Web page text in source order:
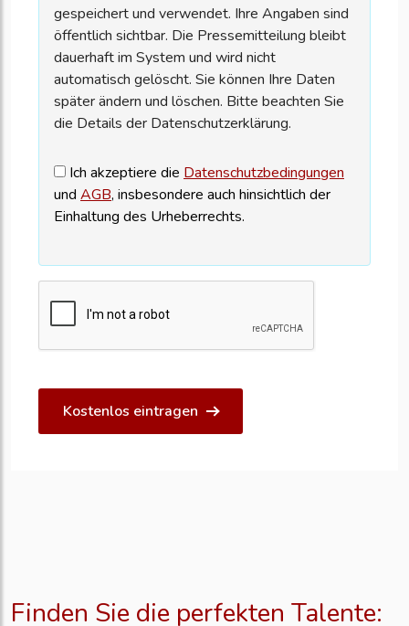
gespeichert und verwendet. Ihre Angaben sind
öffentlich sichtbar. Die Pressemitteilung bleibt
dauerhaft im System und wird nicht
automatisch gelöscht. Sie können Ihre Daten
später ändern und löschen. Bitte beachten Sie
die Details der Datenschutzerklärung.
Ich akzeptiere die Datenschutzbedingungen
und AGB, insbesondere auch hinsichtlich der
Einhaltung des Urheberrechts.
Kostenlos eintragen
Finden Sie die perfekten Talente: